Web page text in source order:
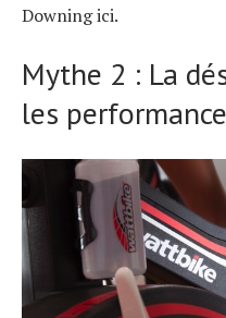
Downing ici.
Mythe 2 : La
les